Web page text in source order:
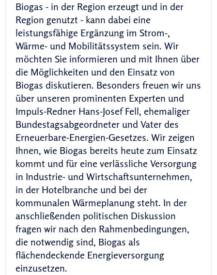
Biogas - in der Region erzeugt und in der
Region genutzt - kann dabei eine
leistungsfähige Ergänzung im Strom-,
Wärme- und Mobilitätssystem sein. Wir
möchten Sie informieren und mit Ihnen über
die Möglichkeiten und den Einsatz von
Biogas diskutieren. Besonders freuen wir uns
über unseren prominenten Experten und
Impuls-Redner Hans-Josef Fell, ehemaliger
Bundestagsabgeordneter und Vater des
Erneuerbare-Energien-Gesetzes. Wir zeigen
Ihnen, wie Biogas bereits heute zum Einsatz
kommt und für eine verlässliche Versorgung
in Industrie- und Wirtschaftsunternehmen,
in der Hotelbranche und bei der
kommunalen Wärmeplanung steht. In der
anschließenden politischen Diskussion
fragen wir nach den Rahmenbedingungen,
die notwendig sind, Biogas als
flächendeckende Energieversorgung
einzusetzen.